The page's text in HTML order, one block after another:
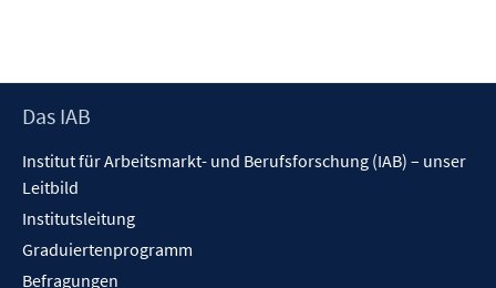
Footer
Das IAB
Institut für Arbeitsmarkt- und Berufsforschung (IAB) – unser
Leitbild
Institutsleitung
Graduiertenprogramm
Befragungen